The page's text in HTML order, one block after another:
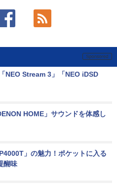
NEO Stream 3」「NEO iDSD
HOME」サウンドを体感し
」の魅力！ポケットに入る
醐味